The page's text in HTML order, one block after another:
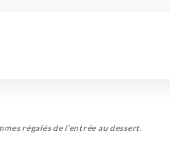
régalés de l’entrée au dessert.